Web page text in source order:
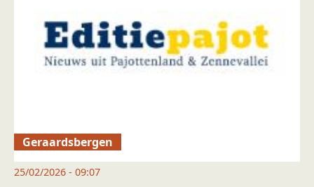
Geraardsbergen
25/02/2026 - 09:07